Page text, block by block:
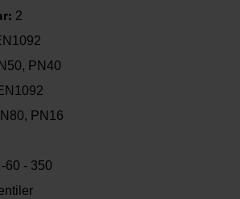
2
PN40
PN16
-60 - 350